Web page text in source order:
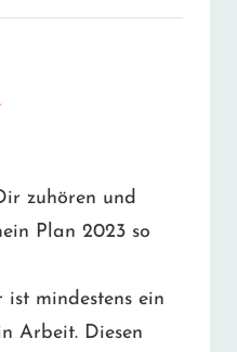
zuhören und
Plan 2023 so
ist mindestens ein
Arbeit. Diesen